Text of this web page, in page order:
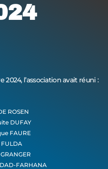
l’association avait réuni :
ROSEN
DUFAY
FAURE
FARHANA